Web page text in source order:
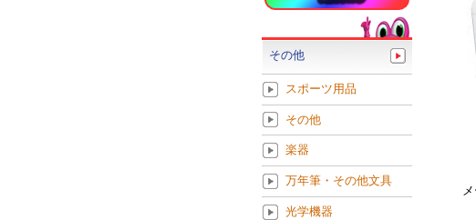
その他
スポーツ用品
その他
楽器
万年筆・その他文具
光学機器